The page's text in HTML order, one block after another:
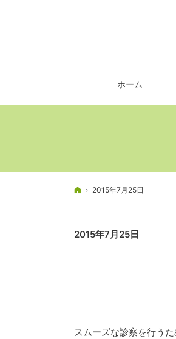
ホーム
2015年7月25日
2015年7月25日
スムーズな診察を行う
ホーム